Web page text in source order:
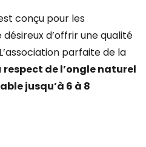
conçu pour les
d’offrir une qualité
parfaite de la
respect de l’ongle naturel
jusqu’à 6 à 8